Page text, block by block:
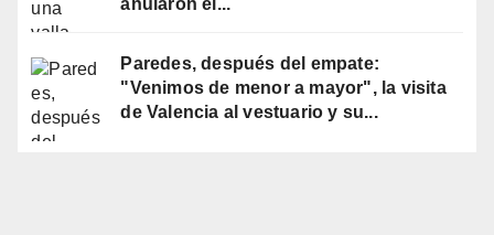
Paredes, después del empate:
"Venimos de menor a mayor", la visita
de Valencia al vestuario y su...